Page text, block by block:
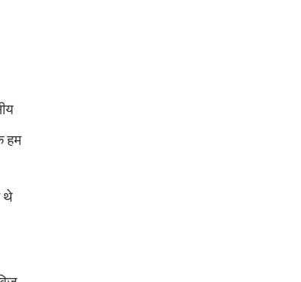
हम
थे